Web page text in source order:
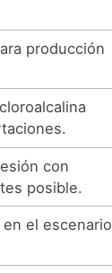
producción
con
posible.
el escenario